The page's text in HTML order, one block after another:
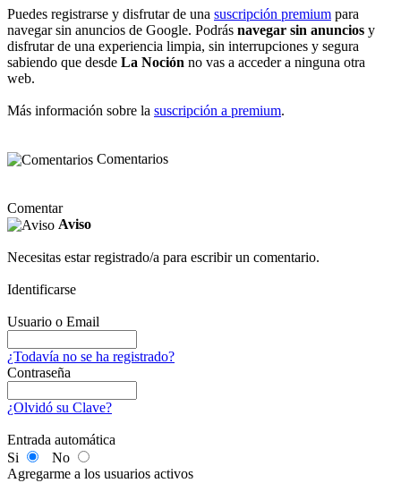
Puedes registrarse y disfrutar de una suscripción premium para
navegar sin anuncios de Google. Podrás navegar sin anuncios y
disfrutar de una experiencia limpia, sin interrupciones y segura
sabiendo que desde La Noción no vas a acceder a ninguna otra
web.
Más información sobre la suscripción a premium.
Comentarios
Comentar
Aviso
Necesitas estar registrado/a para escribir un comentario.
Identificarse
Usuario o Email
¿Todavía no se ha registrado?
Contraseña
¿Olvidó su Clave?
Entrada automática
Si
No
Agregarme a los usuarios activos